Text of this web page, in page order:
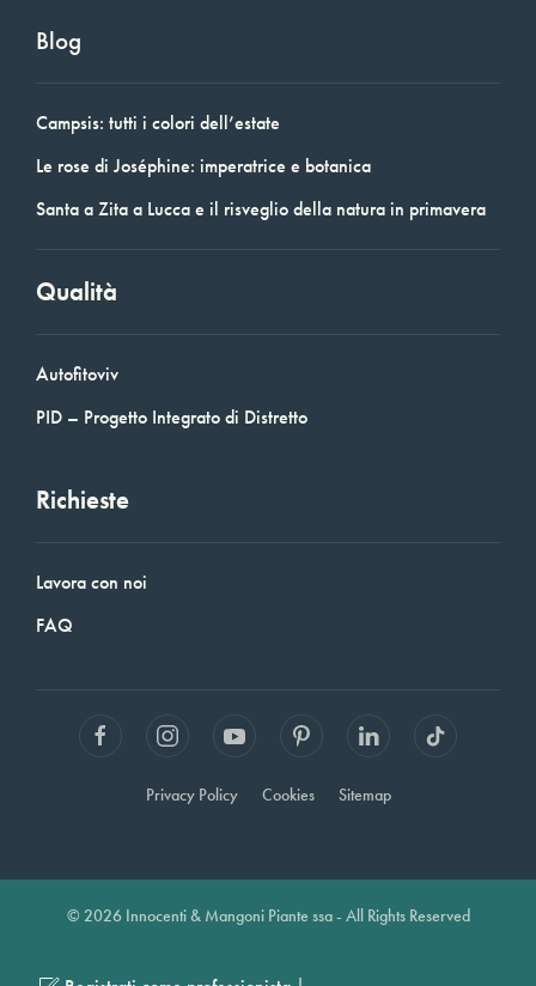
Blog
Campsis: tutti i colori dell’estate
Le rose di Joséphine: imperatrice e botanica
Santa a Zita a Lucca e il risveglio della natura in primavera
Qualità
Autofitoviv
PID – Progetto Integrato di Distretto
Richieste
Lavora con noi
FAQ
Privacy Policy Cookies Sitemap
© 2026 Innocenti & Mangoni Piante ssa - All Rights Reserved